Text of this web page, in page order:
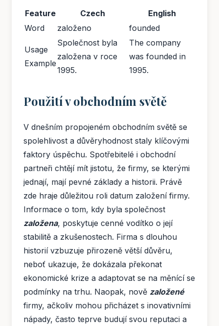
Feature Czech
English
Word
založeno founded
Usage
Example
Společnost byla
založena v roce
1995.
The company
was founded in
1995.
Použití v obchodním světě
V dnešním propojeném obchodním světě se
spolehlivost a důvěryhodnost staly klíčovými
faktory úspěchu. Spotřebitelé i obchodní
partneři chtějí mít jistotu, že firmy, se kterými
jednají, mají pevné základy a historii. Právě
zde hraje důležitou roli datum založení firmy.
Informace o tom, kdy byla společnost
založena, poskytuje cenné vodítko o její
stabilitě a zkušenostech. Firma s dlouhou
historií vzbuzuje přirozeně větší důvěru,
neboť ukazuje, že dokázala překonat
ekonomické krize a adaptovat se na měnící se
podmínky na trhu. Naopak, nově založené
firmy, ačkoliv mohou přicházet s inovativními
nápady, často teprve budují svou reputaci a